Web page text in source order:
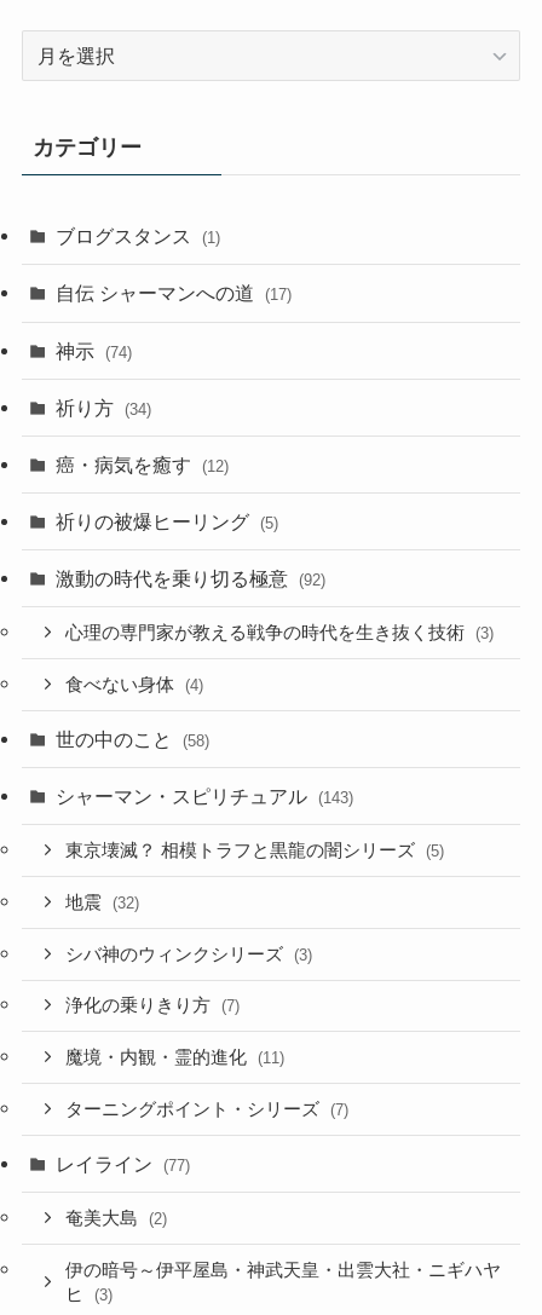
ア
カ
ブ
カテゴリー
ブログスタンス (1)
自伝 シャーマンへの道 (17)
神示 (74)
祈り方 (34)
癌・病気を癒す (12)
祈りの被爆ヒーリング (5)
激動の時代を乗り切る極意 (92)
心理の専門家が教える戦争の時代を生き抜く技術 (3)
食べない身体 (4)
世の中のこと (58)
シャーマン・スピリチュアル (143)
東京壊滅？ 相模トラフと黒龍の闇シリーズ (5)
地震 (32)
シバ神のウィンクシリーズ (3)
浄化の乗りきり方 (7)
魔境・内観・霊的進化 (11)
ターニングポイント・シリーズ (7)
レイライン (77)
奄美大島 (2)
伊の暗号～伊平屋島・神武天皇・出雲大社・ニギハヤ
ヒ
(3)